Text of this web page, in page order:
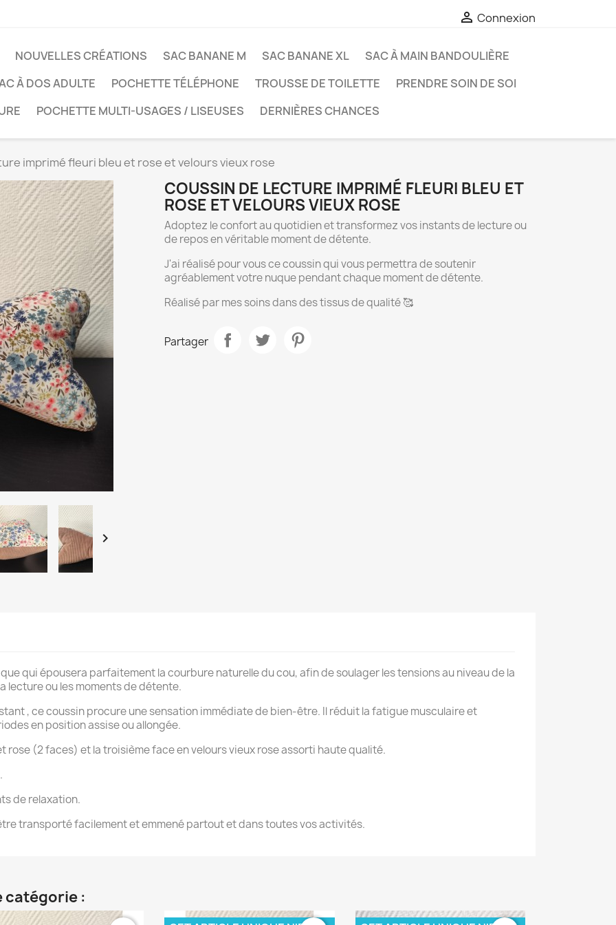
 Connexion
NOUVELLES CRÉATIONS SAC BANANE M SAC BANANE XL
SAC À MAIN BANDOULIÈRE
À DOS ADULTE
POCHETTE TÉLÉPHONE TROUSSE DE TOILETTE
PRENDRE SOIN DE SOI
POCHETTE MULTI-USAGES / LISEUSES DERNIÈRES CHANCES
imprimé fleuri bleu et rose et velours vieux rose

COUSSIN DE LECTURE IMPRIMÉ FLEURI BLEU ET
ROSE ET VELOURS VIEUX ROSE
Adoptez le confort au quotidien et transformez vos instants de lecture ou
de repos en véritable moment de détente.
J'ai réalisé pour vous ce coussin qui vous permettra de soutenir
agréablement votre nuque pendant chaque moment de détente.
Réalisé par mes soins dans des tissus de qualité 🥰
Partager
qui épousera parfaitement la courbure naturelle du cou, afin de soulager les tensions au niveau de la
lecture ou les moments de détente.
, ce coussin procure une sensation immédiate de bien-être. Il réduit la fatigue musculaire et
en position assise ou allongée.
rose (2 faces) et la troisième face en velours vieux rose assorti haute qualité.
de relaxation.
transporté facilement et emmené partout et dans toutes vos activités.
catégorie :
une liste d'envies ×
la liste d'envies
Annuler Créer une liste d'envies